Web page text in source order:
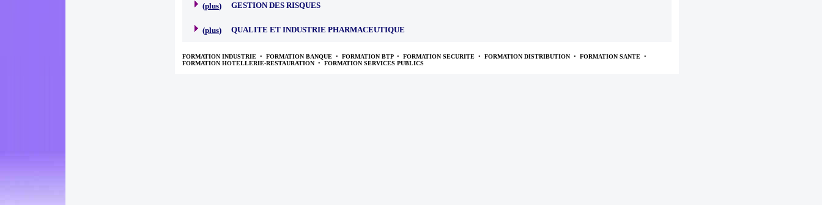
(plus) GESTION DES RISQUES
(plus) QUALITE ET INDUSTRIE PHARMACEUTIQUE
FORMATION INDUSTRIE • FORMATION BANQUE • FORMATION BTP • FORMATION SECURITE • FORMATION DISTRIBUTION • FORMATION SANTE •
FORMATION HOTELLERIE-RESTAURATION • FORMATION SERVICES PUBLICS